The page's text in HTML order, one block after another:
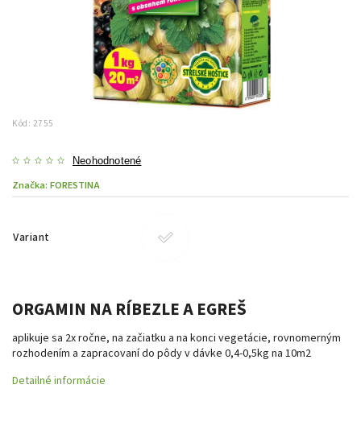
Kód: 2755
Neohodnotené
Značka: FORESTINA
Variant
ORGAMIN NA RÍBEZLE A EGREŠ
aplikuje sa 2x ročne, na začiatku a na konci vegetácie, rovnomerným
rozhodením a zapracovaní do pôdy v dávke 0,4-0,5kg na 10m2
Detailné informácie